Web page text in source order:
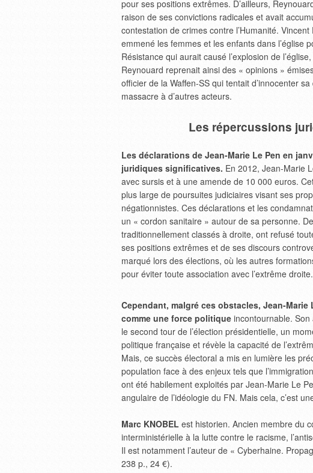
pour ses positions extrêmes. D’ailleurs,
raison de ses convictions radicales et avait
contestation de crimes contre l’Humanité.
emmené les femmes et les enfants dans l’église
Résistance qui aurait causé l’explosion de
Reynouard reprenait ainsi des « opinions »
officier de la Waffen-SS qui tentait d’innocenter
massacre à d’autres acteurs.
Les répercussions
Les déclarations de Jean-Marie Le Pen en
juridiques significatives. En 2012, Jean-Marie
avec sursis et à une amende de 10 000 euros.
plus large de poursuites judiciaires visant ses
négationnistes. Ces déclarations et les
un « cordon sanitaire » autour de sa personne.
traditionnellement classés à droite, ont refusé
ses positions extrêmes et de ses discours
marqué lors des élections, où les autres
pour éviter toute association avec l’extrême droite.
Cependant, malgré ces obstacles, Jean-
comme une force politique incontournable. Son
le second tour de l’élection présidentielle, un
politique française et révèle la capacité de
Mais, ce succès électoral a mis en lumière les
population face à des enjeux tels que
ont été habilement exploités par Jean-Marie Le
angulaire de l’idéologie du FN. Mais cela, c’est
Marc KNOBEL est historien. Ancien membre du
interministérielle à la lutte contre le racisme,
Il est notamment l’auteur de « Cyberhaine.
238 p., 24 €).